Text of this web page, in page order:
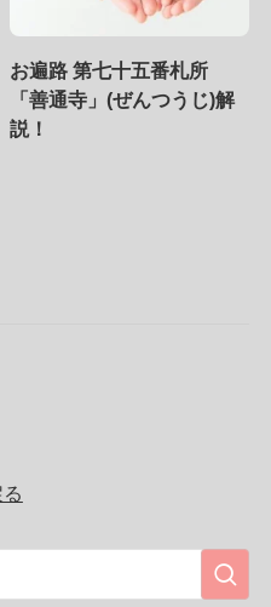
お遍路 第七十五番札所
「善通寺」(ぜんつうじ)解
説！